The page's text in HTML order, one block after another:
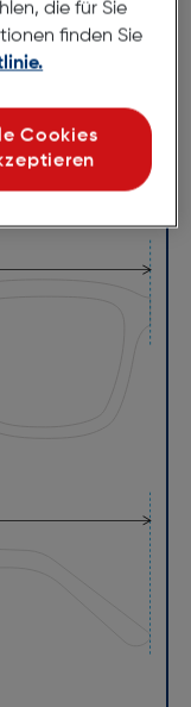
die für Sie
finden Sie
Cookies